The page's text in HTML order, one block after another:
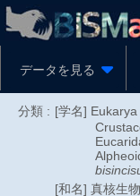
データを見る
分類 : [学名]
[和名] 真核生